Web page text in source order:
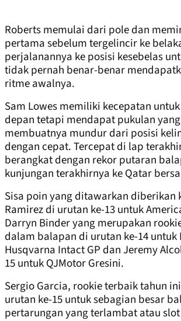
Roberts memulai dari pole dan
pertama sebelum tergelincir ke
perjalanannya ke posisi kesebelas
tidak pernah benar-benar
ritme awalnya.
Sam Lowes memiliki kecepatan
depan tetapi mendapat pukulan
membuatnya mundur dari posisi
dengan cepat. Tercepat di lap
berangkat dengan rekor putaran
kunjungan terakhirnya ke Qatar
Sisa poin yang ditawarkan diberikan
Ramirez di urutan ke-13 untuk
Darryn Binder yang merupakan
dalam balapan di urutan ke-14 untuk
Husqvarna Intact GP dan Jeremy
15 untuk QJMotor Gresini.
Sergio Garcia, rookie terbaik tahun
urutan ke-15 untuk sebagian besar
pertarungan yang terlambat atau